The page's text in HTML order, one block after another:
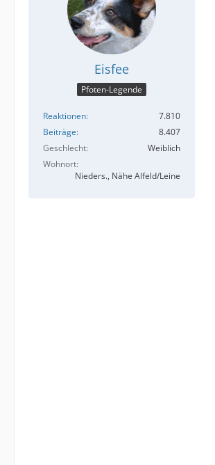
Eisfee
Pfoten-Legende
Reaktionen
7.810
Beiträge
8.407
Geschlecht
Weiblich
Wohnort
Nieders., Nähe Alfeld/Leine